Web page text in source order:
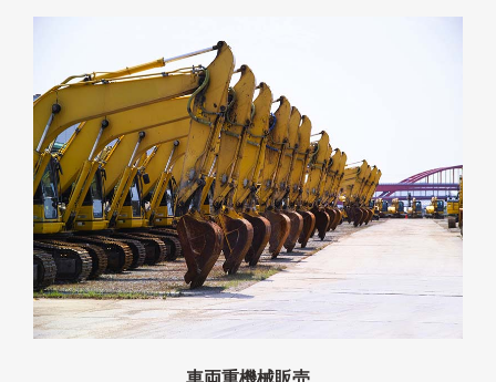
車両重機械販売